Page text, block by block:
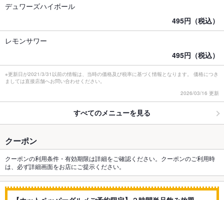
デュワーズハイボール
495円（税込）
レモンサワー
495円（税込）
※更新日が2021/3/31以前の情報は、当時の価格及び税率に基づく情報となります。 価格につき
ましては直接店舗へお問い合わせください。
2026/03/16 更新
すべてのメニューを見る
クーポン
クーポンの利用条件・有効期限は詳細をご確認ください。クーポンのご利用時
は、必ず詳細画面をお店にご提示ください。